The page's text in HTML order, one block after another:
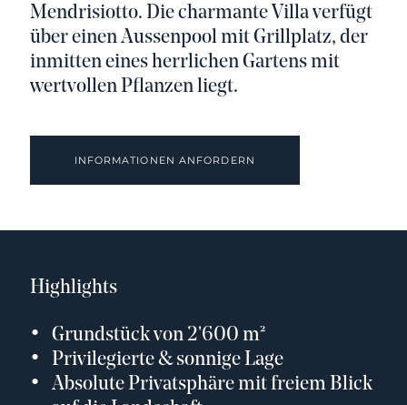
Mendrisiotto. Die charmante Villa verfügt
über einen Aussenpool mit Grillplatz, der
inmitten eines herrlichen Gartens mit
wertvollen Pflanzen liegt.
INFORMATIONEN ANFORDERN
Highlights
Grundstück von 2'600 m²
Privilegierte & sonnige Lage
Absolute Privatsphäre mit freiem Blick